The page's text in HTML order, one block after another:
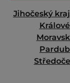
Jihočeský kraj